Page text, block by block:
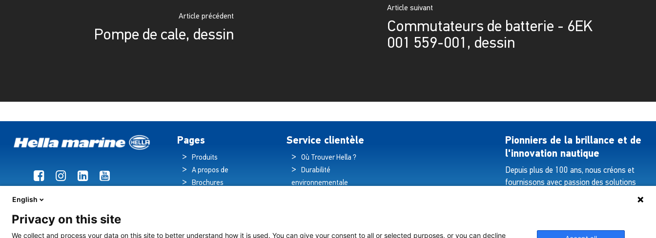
Article précédent
Pompe de cale, dessin
Article suivant
Commutateurs de batterie - 6EK
001 559-001, dessin
Pages
Produits
A propos de
Brochures
de croisière
Service clientèle
Où Trouver Hella ?
Durabilité
environnementale
Déclaration de
Pionniers de la brillance et de
l'innovation nautique
Depuis plus de 100 ans, nous créons et
fournissons avec passion des solutions
English
Privacy on this site
We collect and process your data on this site to better understand how it is used. You can give your consent to all or selected purposes, or you can decline